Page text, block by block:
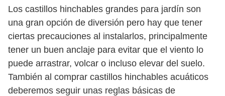
Los castillos hinchables grandes para jardín son
una gran opción de diversión pero hay que tener
ciertas precauciones al instalarlos, principalmente
tener un buen anclaje para evitar que el viento lo
puede arrastrar, volcar o incluso elevar del suelo.
También al comprar castillos hinchables acuáticos
deberemos seguir unas reglas básicas de